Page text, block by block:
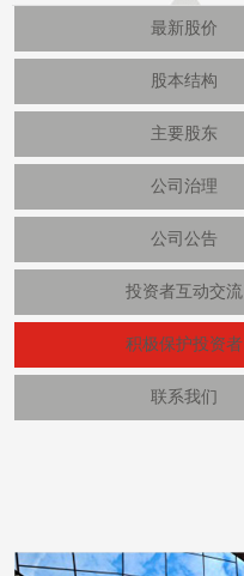
最新股价
股本结构
主要股东
公司治理
公司公告
投资者互动交流
积极保护投资者
联系我们